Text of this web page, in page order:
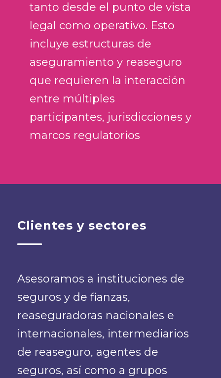
tanto desde el punto de vista
legal como operativo. Esto
incluye estructuras de
aseguramiento y reaseguro
que requieren la interacción
entre múltiples
participantes, jurisdicciones y
marcos regulatorios
Clientes y sectores
Asesoramos a instituciones de
seguros y de fianzas,
reaseguradoras nacionales e
internacionales, intermediarios
de reaseguro, agentes de
seguros, así como a grupos